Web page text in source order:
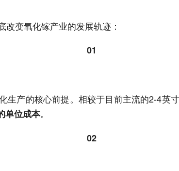
变氧化镓产业的发展轨迹：
01
产的核心前提。相较于目前主流的2-4英
单位成本。
02